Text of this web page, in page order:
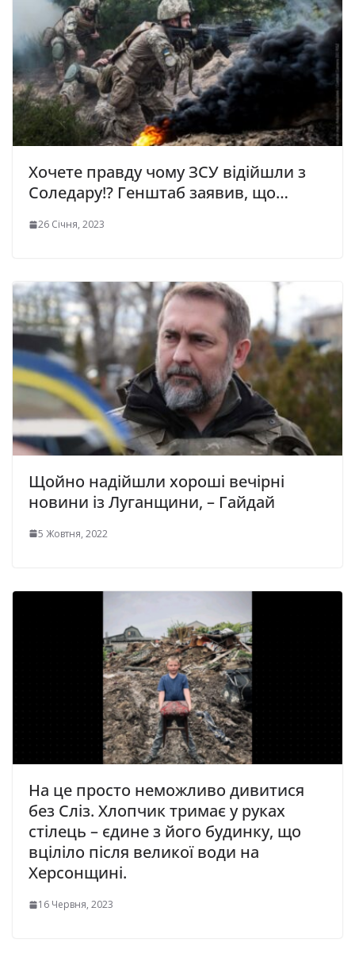
Хочете правду чому ЗСУ відійшли з
Соледару!? Генштаб заявив, що…
26 Січня, 2023
Щойно надійшли хороші вечірні
новини із Луганщини, – Гайдай
5 Жовтня, 2022
На це просто неможливо дивитися
без Сліз. Хлопчик тримає у руках
стілець – єдине з його будинку, що
вціліло після великої води на
Херсонщині.
16 Червня, 2023